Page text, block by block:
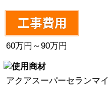
60万円～90万円
アクアスーパーセランマイ